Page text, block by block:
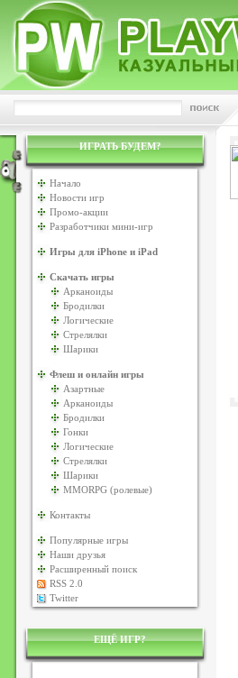
ИГРАТЬ БУДЕМ?
Начало
Новости игр
Промо-акции
Разработчики мини-игр
Игры для iPhone и iPad
Скачать игры
Арканоиды
Бродилки
Логические
Стрелялки
Шарики
Флеш и онлайн игры
Азартные
Арканоиды
Бродилки
Гонки
Логические
Стрелялки
Шарики
MMORPG (ролевые)
Контакты
Популярные игры
Наши друзья
Расширенный поиск
RSS 2.0
Twitter
ЕЩЁ ИГР?